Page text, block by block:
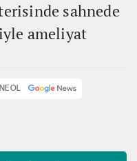
sahnede
ameliyat
OL